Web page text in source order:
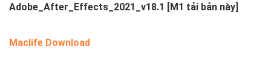
Adobe_After_Effects_2021_v18.1 [M1 tải bản này]
Maclife Download